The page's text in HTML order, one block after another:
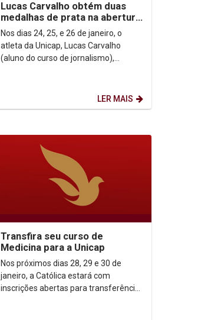
Lucas Carvalho obtém duas
medalhas de prata na abertura
do circuito mundial paralímpico
Nos dias 24, 25, e 26 de janeiro, o
atleta da Unicap, Lucas Carvalho
(aluno do curso de jornalismo),
LER MAIS
Transfira seu curso de
Medicina para a Unicap
Nos próximos dias 28, 29 e 30 de
janeiro, a Católica estará com
inscrições abertas para transferência